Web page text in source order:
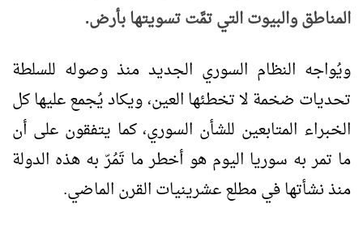
المناطق والبيوت التي تمَّت تسويتها بأرض.
ويُواجه النظام السوري الجديد منذ وصوله للسلطة
تحديات ضخمة لا تخطئها العين، ويكاد يُجمع عليها كل
الخبراء المتابعين للشأن السوري، كما يتفقون على أن
ما تمر به سوريا اليوم هو أخطر ما تَمُرّ به هذه الدولة
منذ نشأتها في مطلع عشرينيات القرن الماضي.